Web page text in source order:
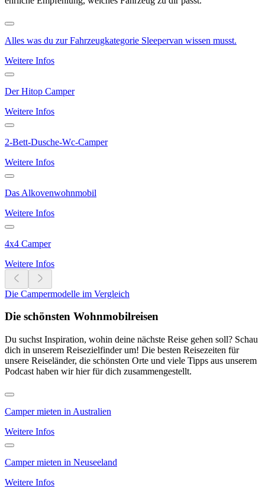
Alles was du zur Fahrzeugkategorie Sleepervan wissen musst.
Weitere Infos
Der Hitop Camper
Weitere Infos
2-Bett-Dusche-Wc-Camper
Weitere Infos
Das Alkovenwohnmobil
Weitere Infos
4x4 Camper
Weitere Infos
Die Campermodelle im Vergleich
Die schönsten Wohnmobilreisen
Du suchst Inspiration, wohin deine nächste Reise gehen soll? Schau
dich in unserem Reisezielfinder um! Die besten Reisezeiten für
unsere Reiseländer, die schönsten Orte und viele Tipps aus unserem
Podcast haben wir hier für dich zusammengestellt.
Camper mieten in Australien
Weitere Infos
Camper mieten in Neuseeland
Weitere Infos